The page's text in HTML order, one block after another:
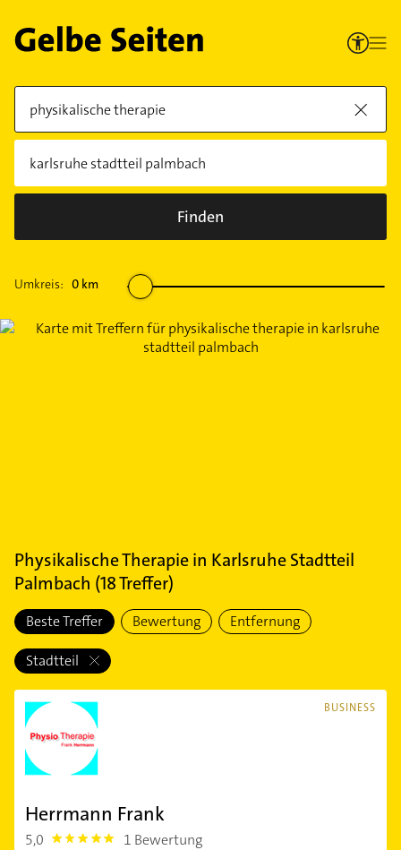
Finden
Umkreis: 0 km
Physikalische Therapiein Karlsruhe Stadtteil
Palmbach (18Treffer)
Beste Treffer Bewertung Entfernung
Stadtteil
BUSINESS
Herrmann Frank
5,0 5.0 1 Bewertung